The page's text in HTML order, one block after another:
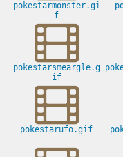
pokestarmonster.gi
f
pokestarsmeargle.g
if
pokestarufo.gif